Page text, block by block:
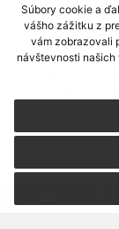
Súbory cookie a
vášho zážitku z
vám zobrazovali
návštevnosti
využite možnosť
CMS systém